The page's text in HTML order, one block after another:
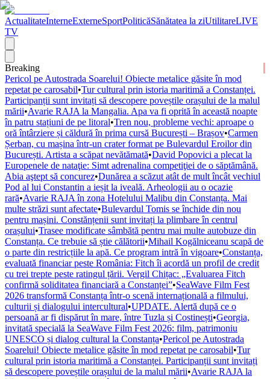
ActualitateInterneExterneSportPoliticăSănătatea la ziUtilitareLIVE
TV
Breaking
Pericol pe Autostrada Soarelui! Obiecte metalice găsite în mod
repetat pe carosabil•Tur cultural prin istoria maritimă a Constanței.
Participanții sunt invitați să descopere poveștile orașului de la malul
mării•Avarie RAJA la Mangalia. Apa va fi oprită în această noapte
în patru stațiuni de pe litoral•Tren nou, probleme vechi: aproape o
oră întârziere și căldură în prima cursă București – Brașov•Carmen
Șerban, cu mașina într-un crater format pe Bulevardul Eroilor din
București. Artista a scăpat nevătămată•David Popovici a plecat la
Europenele de nataţie: Simt adrenalina competiţiei de o săptămână.
Abia aştept să concurez•Dunărea a scăzut atât de mult încât vechiul
Pod al lui Constantin a ieșit la iveală. Arheologii au o ocazie
rară•Avarie RAJA în zona Hotelului Malibu din Constanța. Mai
multe străzi sunt afectate•Bulevardul Tomis se închide din nou
pentru mașini. Constănțenii sunt invitați la plimbare în centrul
orașului•Trasee modificate sâmbătă pentru mai multe autobuze din
Constanța. Ce trebuie să știe călătorii•Mihail Kogălniceanu scapă de
o parte din restricțiile la apă. Ce program intră în vigoare•Constanța,
evaluată financiar peste România: Fitch îi acordă un profil de credit
cu trei trepte peste ratingul țării. Vergil Chițac: „Evaluarea Fitch
confirmă soliditatea financiară a Constanței”•SeaWave Film Fest
2026 transformă Constanța într-o scenă internațională a filmului,
culturii și dialogului intercultural•UPDATE. Alertă după ce o
persoană ar fi dispărut în mare, între Tuzla și Costinești•Georgia,
invitată specială la SeaWave Film Fest 2026: film, patrimoniu
UNESCO și dialog cultural la Constanța•Pericol pe Autostrada
Soarelui! Obiecte metalice găsite în mod repetat pe carosabil•Tur
cultural prin istoria maritimă a Constanței. Participanții sunt invitați
să descopere poveștile orașului de la malul mării•Avarie RAJA la